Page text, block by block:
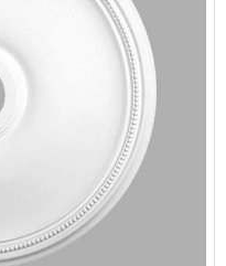
3650,00 ₽/шт
Купить
DM 0604